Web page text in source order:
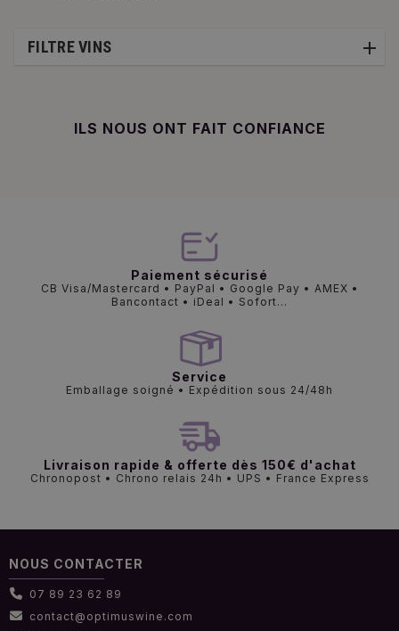
FILTRE VINS
ILS NOUS ONT FAIT CONFIANCE
Paiement sécurisé
CB Visa/Mastercard • PayPal • Google Pay • AMEX •
Bancontact • iDeal • Sofort...
Service
Emballage soigné • Expédition sous 24/48h
Livraison rapide & offerte dès 150€ d'achat
Chronopost • Chrono relais 24h • UPS • France Express
NOUS CONTACTER
07 89 23 62 89
contact@optimuswine.com